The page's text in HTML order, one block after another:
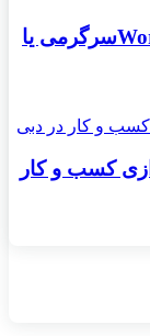
درآمدزایی از بازی World of Warcraftسرگرمی یا
کسب و کار